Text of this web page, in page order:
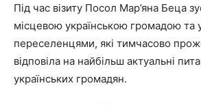
Під час візиту Посол Мар’яна Беца
місцевою українською громадою та
переселенцями, які тимчасово
відповіла на найбільш актуальні
українських громадян.